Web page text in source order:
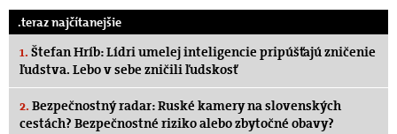
.teraz najčítanejšie
1. Štefan Hríb: Lídri umelej inteligencie pripúšťajú zničenie
ľudstva. Lebo v sebe zničili ľudskosť
2. Bezpečnostný radar: Ruské kamery na slovenských
cestách? Bezpečnostné riziko alebo zbytočné obavy?